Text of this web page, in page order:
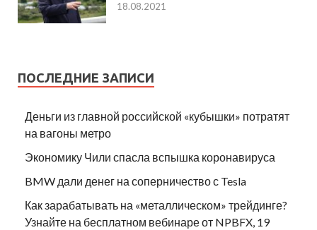
18.08.2021
ПОСЛЕДНИЕ ЗАПИСИ
Деньги из главной российской «кубышки» потратят
на вагоны метро
Экономику Чили спасла вспышка коронавируса
BMW дали денег на соперничество с Tesla
Как зарабатывать на «металлическом» трейдинге?
Узнайте на бесплатном вебинаре от NPBFX, 19